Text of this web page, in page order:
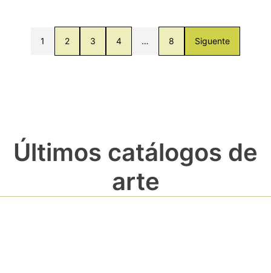
1 2 3 4 … 8 Siguente
Últimos catálogos de
arte